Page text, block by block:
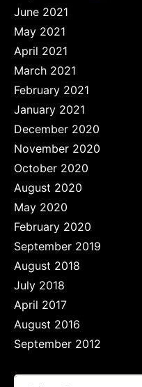
June 2021
May 2021
April 2021
March 2021
February 2021
January 2021
December 2020
November 2020
October 2020
August 2020
May 2020
February 2020
September 2019
August 2018
July 2018
April 2017
August 2016
September 2012